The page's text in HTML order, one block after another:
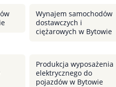
Wynajem samochodów
dostawczych i
ciężarowych w Bytowie
Produkcja wyposażenia
elektrycznego do
pojazdów w Bytowie